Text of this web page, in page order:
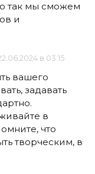
так мы сможем
и
в 03:15
вашего
задавать
в
что
творческим, в